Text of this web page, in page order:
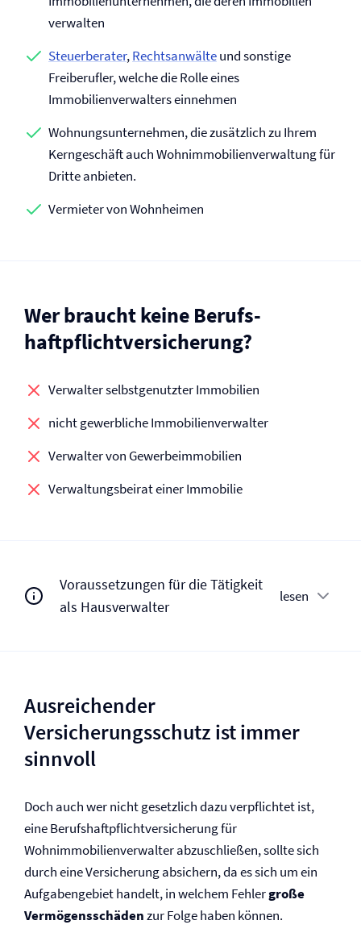
verwalten
Steuerberater,Rechtsanwälteund sonstige
Freiberufler, welche die Rolle eines
Immobilienverwalters einnehmen
Wohnungsunternehmen, die zusätzlich zu Ihrem
Kerngeschäft auch Wohnimmobilien­verwaltung für
Dritte anbieten.
Vermieter von Wohnheimen
Wer braucht keine Berufs­
haftpflicht­versicherung?
Verwalter selbstgenutzter Immobilien
nicht gewerbliche Immobilienverwalter
Verwalter von Gewerbeimmobilien
Verwaltungsbeirat einer Immobilie
Voraussetzungen für die Tätigkeit
als Hausverwalter
lesen
Ausreichender
Versicherungsschutz ist immer
sinnvoll
Doch auch wer nicht gesetzlich dazu verpflichtet ist,
eine Berufs­haftpflicht­versicherung für
Wohnimmobilienverwalter abzuschließen, sollte sich
durch eine Versicherung absichern, da es sich um ein
Aufgabengebiet handelt, in welchem Fehlergroße
Vermögensschädenzur Folge haben können.